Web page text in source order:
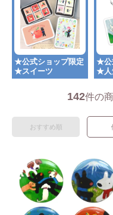
★公式ショップ限定
★スイーツ
★公
★人
142件の
おすすめ順